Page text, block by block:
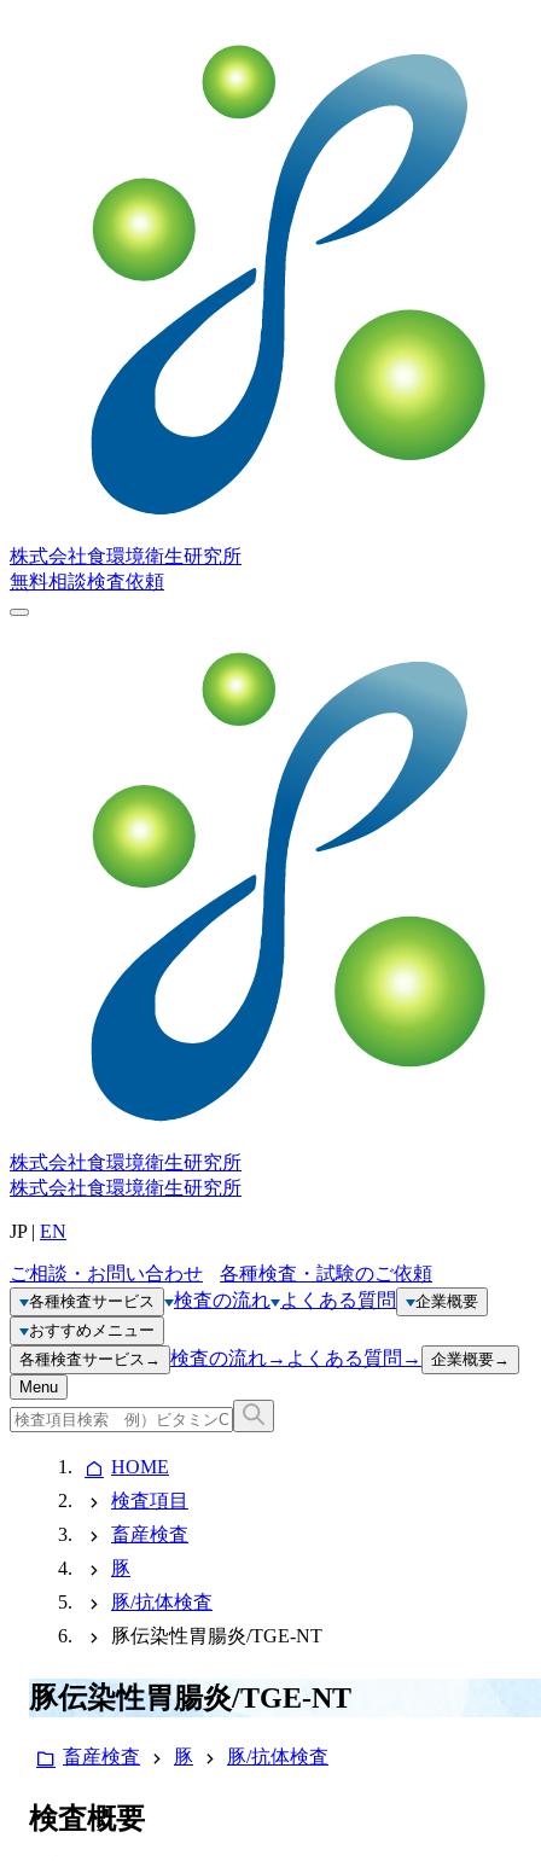
株式会社食環境衛生研究所
無料相談検査依頼
株式会社食環境衛生研究所
株式会社食環境衛生研究所
JP| EN
ご相談・お問い合わせ 各種検査・試験のご依頼
各種検査サービス 検査の流れ よくある質問
企業概要
おすすめメニュー
各種検査サービス → 検査の流れ→ よくある質問 → 企業概要→
Menu
HOME
検査項目
畜産検査
豚
豚/抗体検査
豚伝染性胃腸炎/TGE-NT
豚伝染性胃腸炎/TGE-NT
畜産検査 豚 豚/抗体検査
検査概要